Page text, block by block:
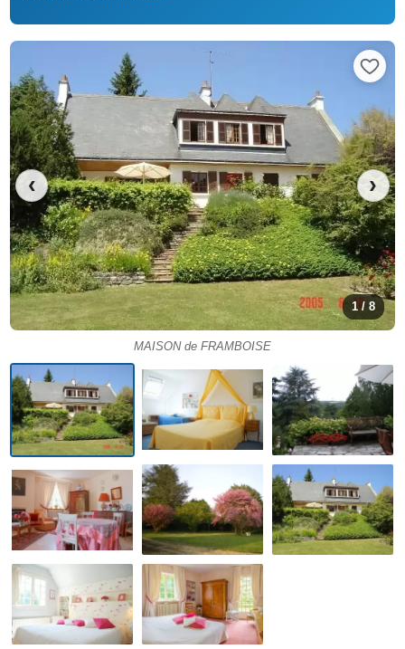
‹ ›
1 / 8
MAISON de FRAMBOISE